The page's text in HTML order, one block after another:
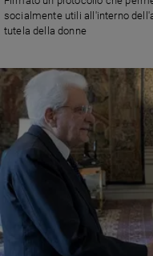
socialmente utili all'interno
tutela della donne